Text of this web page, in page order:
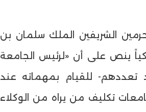
الشريفين الملك سلمان بن
ينص على أن «لرئيس الجامعة
تعددهم- للقيام بمهماته عند
تكليف من يراه من الوكلاء